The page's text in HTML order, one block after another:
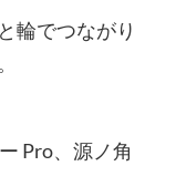
輪でつながり
Pro、源ノ角